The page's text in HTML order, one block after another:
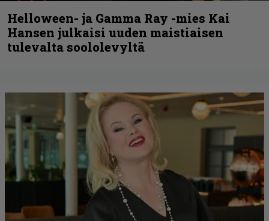
Helloween- ja Gamma Ray -mies Kai
Hansen julkaisi uuden maistiaisen
tulevalta soololevyltä